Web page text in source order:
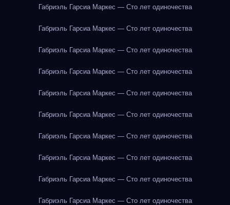
Габриэль Гарсиа Маркес — Сто лет одиночества
Габриэль Гарсиа Маркес — Сто лет одиночества
Габриэль Гарсиа Маркес — Сто лет одиночества
Габриэль Гарсиа Маркес — Сто лет одиночества
Габриэль Гарсиа Маркес — Сто лет одиночества
Габриэль Гарсиа Маркес — Сто лет одиночества
Габриэль Гарсиа Маркес — Сто лет одиночества
Габриэль Гарсиа Маркес — Сто лет одиночества
Габриэль Гарсиа Маркес — Сто лет одиночества
Габриэль Гарсиа Маркес — Сто лет одиночества